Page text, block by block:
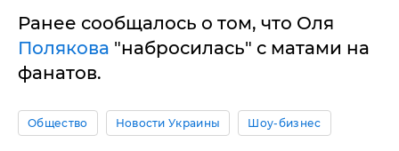
Ранее сообщалось о том, что Оля
Полякова "набросилась" с матами на
фанатов.
Общество Новости Украины Шоу-бизнес